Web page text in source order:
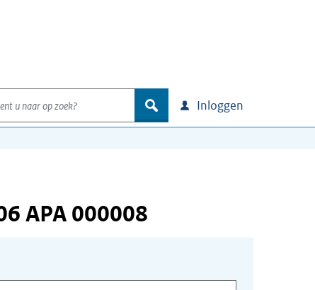
u naar op zoek?
zoek Inloggen
APA 000008